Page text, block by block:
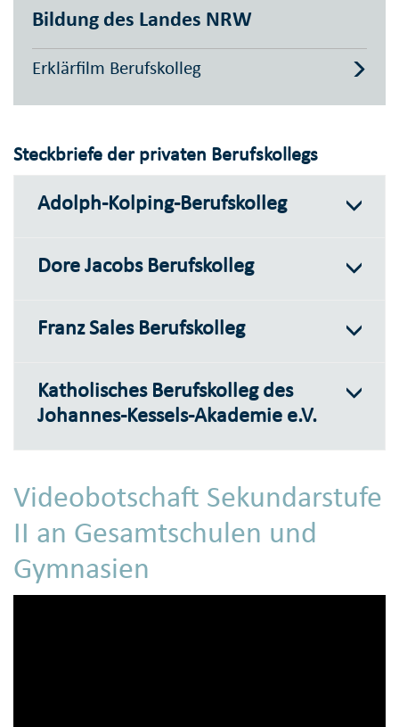
Bildung des Landes NRW
Erklärfilm Berufskolleg
Steckbriefe der privaten Berufskollegs
Adolph-Kolping-Berufskolleg
Dore Jacobs Berufskolleg
Franz Sales Berufskolleg
Katholisches Berufskolleg des
Johannes-Kessels-Akademie e.V.
Videobotschaft Sekundarstufe
II an Gesamtschulen und
Gymnasien